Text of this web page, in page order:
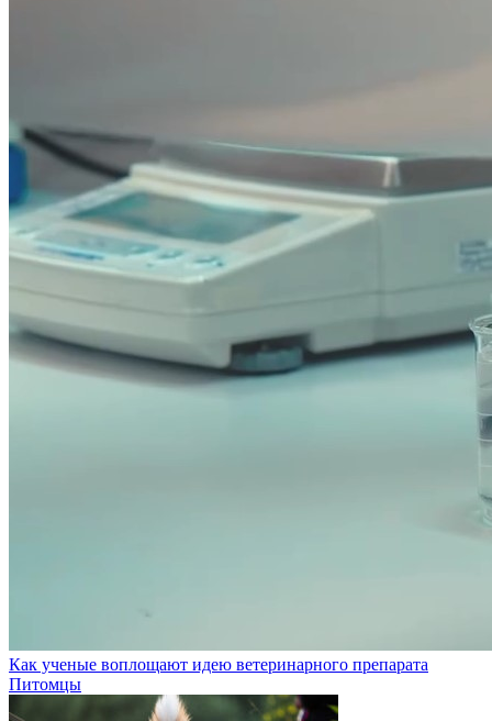
Как ученые воплощают идею ветеринарного препарата
Питомцы